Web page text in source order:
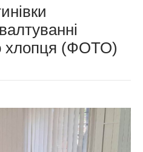
хлопця (ФОТО)